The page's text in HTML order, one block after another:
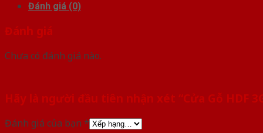
Đánh giá (0)
Đánh giá
Chưa có đánh giá nào.
Hãy là người đầu tiên nhận xét “Cửa Gỗ HDF
Đánh giá của bạn *